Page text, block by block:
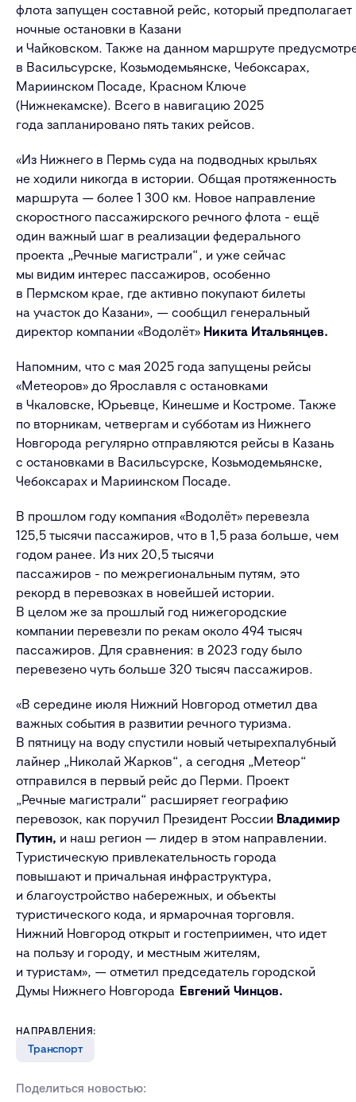
флота запущен составной рейс, который предполагает
ночные остановки в Казани
и Чайковском. Также на данном маршруте
в Васильсурске, Козьмодемьянске, Чебоксарах,
Мариинском Посаде, Красном Ключе
(Нижнекамске). Всего в навигацию 2025
года запланировано пять таких рейсов.
«Из Нижнего в Пермь суда на подводных крыльях
не ходили никогда в истории. Общая протяженность
маршрута — более 1 300 км. Новое направление
скоростного пассажирского речного флота - ещё
один важный шаг в реализации федерального
проекта „Речные магистрали“, и уже сейчас
мы видим интерес пассажиров, особенно
в Пермском крае, где активно покупают билеты
на участок до Казани», — сообщил генеральный
директор компании «Водолёт» Никита Итальянцев.
Напомним, что с мая 2025 года запущены рейсы
«Метеоров» до Ярославля с остановками
в Чкаловске, Юрьевце, Кинешме и Костроме. Также
по вторникам, четвергам и субботам из Нижнего
Новгорода регулярно отправляются рейсы в Казань
с остановками в Васильсурске, Козьмодемьянске,
Чебоксарах и Мариинском Посаде.
В прошлом году компания «Водолёт» перевезла
125,5 тысячи пассажиров, что в 1,5 раза больше, чем
годом ранее. Из них 20,5 тысячи
пассажиров - по межрегиональным путям, это
рекорд в перевозках в новейшей истории.
В целом же за прошлый год нижегородские
компании перевезли по рекам около 494 тысяч
пассажиров. Для сравнения: в 2023 году было
перевезено чуть больше 320 тысяч пассажиров.
«В середине июля Нижний Новгород отметил два
важных события в развитии речного туризма.
В пятницу на воду спустили новый четырехпалубный
лайнер „Николай Жарков“, а сегодня „Метеор“
отправился в первый рейс до Перми. Проект
„Речные магистрали“ расширяет географию
перевозок, как поручил Президент России Владимир
Путин, и наш регион — лидер в этом направлении.
Туристическую привлекательность города
повышают и причальная инфраструктура,
и благоустройство набережных, и объекты
туристического кода, и ярмарочная торговля.
Нижний Новгород открыт и гостеприимен, что идет
на пользу и городу, и местным жителям,
и туристам», — отметил председатель городской
Думы Нижнего Новгорода Евгений Чинцов.
НАПРАВЛЕНИЯ:
Транспорт
Поделиться новостью: